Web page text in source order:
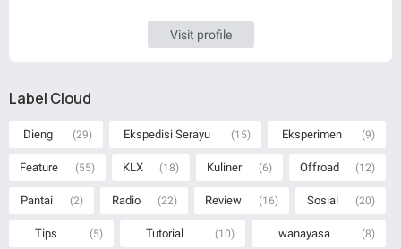
Visit profile
Label Cloud
Dieng (29) Ekspedisi Serayu (15) Eksperimen (9)
Feature (55) KLX (18) Kuliner (6) Offroad (12)
Pantai (2) Radio (22) Review (16) Sosial (20)
Tips (5) Tutorial (10) wanayasa (8)